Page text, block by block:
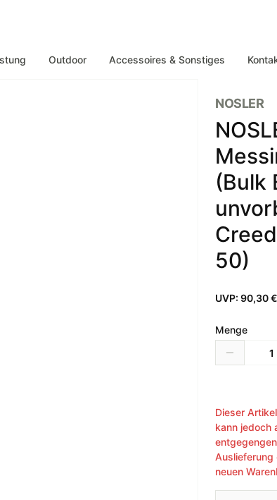
Outdoor Accessoires & Sonstiges
NOSLER
(Bulk
50)
UVP: 90,30 €
Menge
Dieser
kann jedoch
Auslieferung
neuen